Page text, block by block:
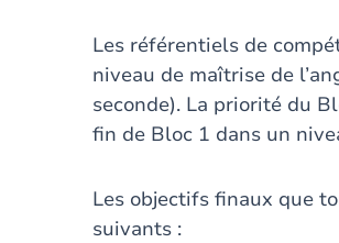
Les référentiels de
niveau de maîtrise de
seconde). La priorité du
fin de Bloc 1 dans un
Les objectifs finaux que
suivants :